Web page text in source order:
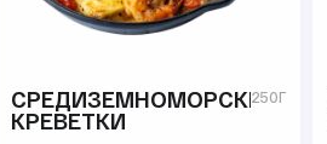
СРЕДИЗЕМНОМОРСКИЕ
КРЕВЕТКИ
250Г